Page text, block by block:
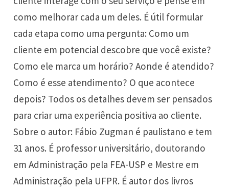
como melhorar cada um deles. É útil formular
cada etapa como uma pergunta: Como um
cliente em potencial descobre que você existe?
Como ele marca um horário? Aonde é atendido?
Como é esse atendimento? O que acontece
depois? Todos os detalhes devem ser pensados
para criar uma experiência positiva ao cliente.
Sobre o autor: Fábio Zugman é paulistano e tem
31 anos. É professor universitário, doutorando
em Administração pela FEA-USP e Mestre em
Administração pela UFPR. É autor dos livros